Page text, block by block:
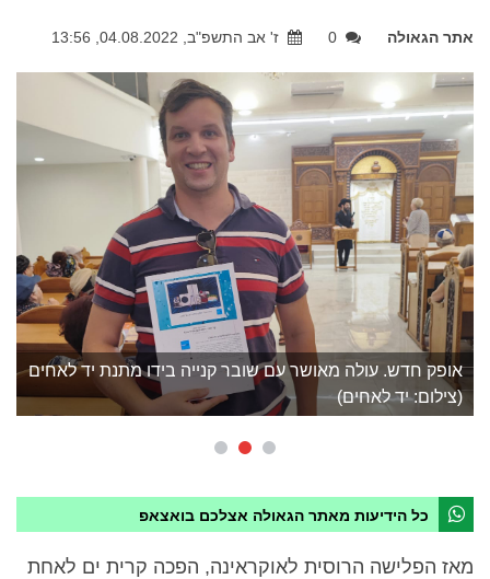
אתר הגאולה 0 ז' אב התשפ"ב, 04.08.2022, 13:56
אופק חדש. עולה מאושר עם שובר קנייה בידו מתנת יד לאחים
(צילום: יד לאחים)
כל הידיעות מאתר הגאולה אצלכם בואצאפ
מאז הפלישה הרוסית לאוקראינה, הפכה קרית ים לאחת